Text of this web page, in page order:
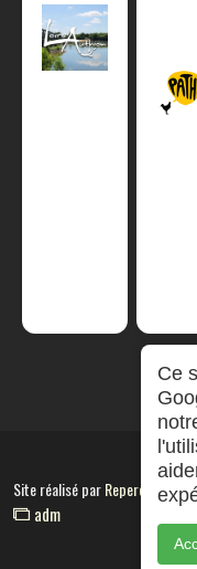
Site réalisé parRepereCom
adm
Ce